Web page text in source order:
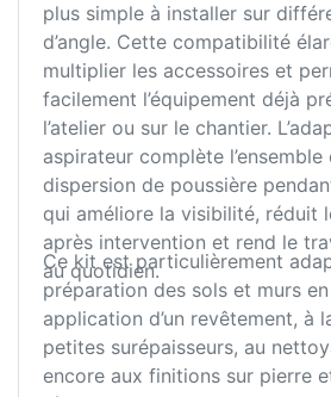
plus simple à installer sur
d’angle. Cette compatibilité
multiplier les accessoires et
facilement l’équipement déjà
l’atelier ou sur le chantier.
aspirateur complète
dispersion de poussière
qui améliore la visibilité, réduit
après intervention et rend le
au quotidien.
Ce kit est particulièrement
préparation des sols et murs
application d’un revêtement, à
petites surépaisseurs, au
encore aux finitions sur pierre